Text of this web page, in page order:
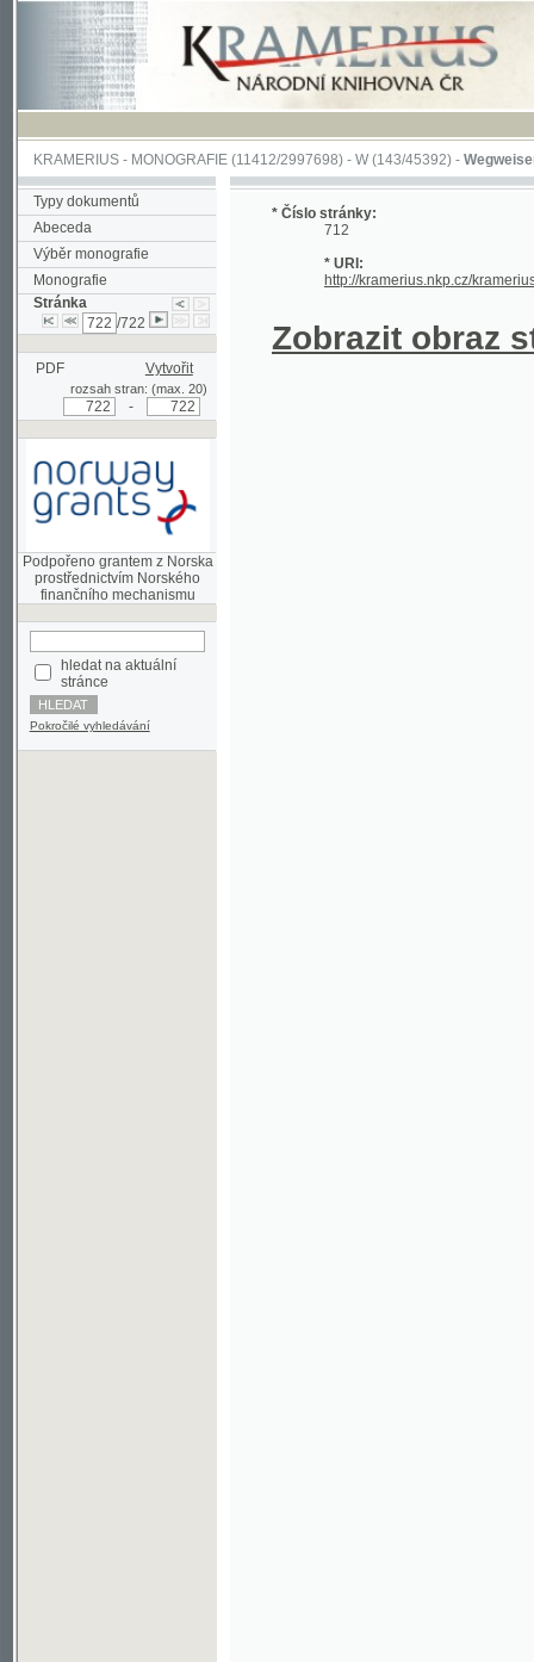
KRAMERIUS-MONOGRAFIE(11412/2997698) -W (143/45392)-Wegweiser durch
Typy dokumentů
Abeceda
Výběr monografie
Monografie
Stránka
/722
PDF Vytvořit
rozsah stran: (max. 20)
Podpořeno grantem z Norska
prostřednictvím Norského
hledat na aktuální
stránce
Pokročilé vyhledávání
* Číslo stránky:
712
* URI:
http://kramerius.nkp.cz/kramerius/